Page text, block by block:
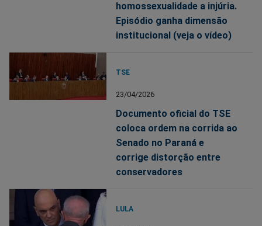
homossexualidade a injúria.
Episódio ganha dimensão
institucional (veja o vídeo)
TSE
23/04/2026
Documento oficial do TSE
coloca ordem na corrida ao
Senado no Paraná e
corrige distorção entre
conservadores
LULA